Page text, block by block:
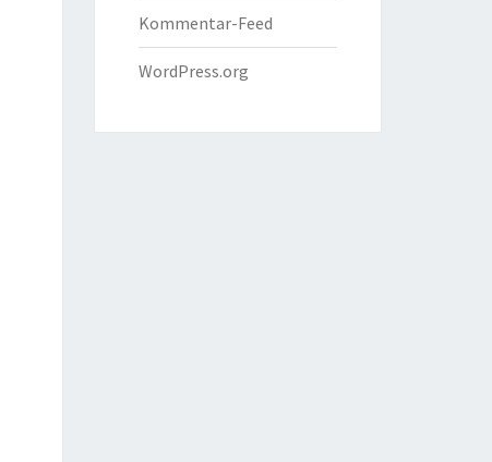
Kommentar-Feed
WordPress.org